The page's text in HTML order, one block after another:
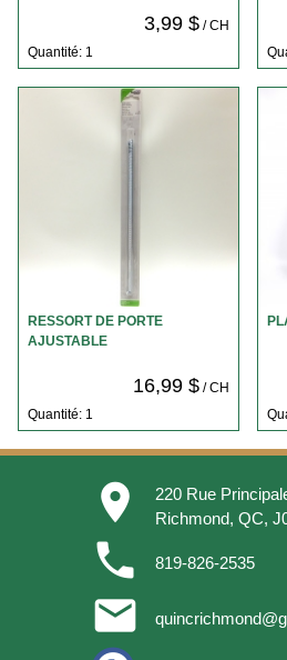
3,99 $/ CH
Quantité: 1
RESSORT DE PORTE
AJUSTABLE
16,99 $/ CH
Quantité: 1
place
220 Rue
Richmond, QC,
phone 819-826-2535
email